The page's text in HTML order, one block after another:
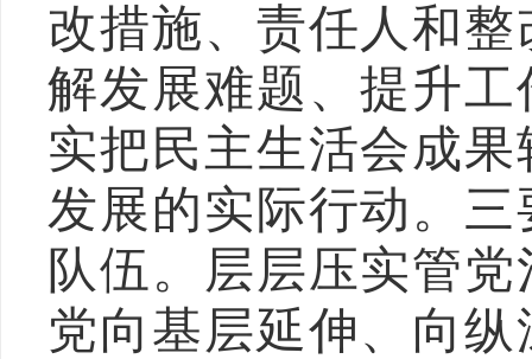
改措施、责任人和
解发展难题、提升
实把民主生活会成
发展的实际行动。 三
队伍。层层压实管
党向基层延伸、向